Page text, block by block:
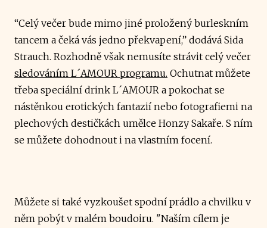
“Celý večer bude mimo jiné proložený burleskním
tancem a čeká vás jedno překvapení,” dodává Sida
Strauch. Rozhodně však nemusíte strávit celý večer
sledováním L´AMOUR programu. Ochutnat můžete
třeba speciální drink L´AMOUR a pokochat se
nástěnkou erotických fantazií nebo fotografiemi na
plechových destičkách umělce Honzy Sakaře. S ním
se můžete dohodnout i na vlastním focení.
Můžete si také vyzkoušet spodní prádlo a chvilku v
něm pobýt v malém boudoiru. "Naším cílem je